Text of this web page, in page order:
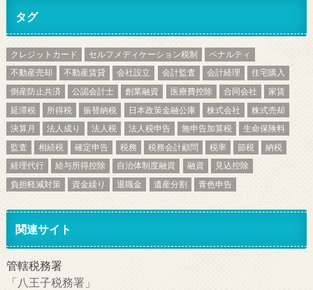
タグ
クレジットカード セルフメディケーション税制
ペナルティ
不動産売却
不動産賃貸 会社設立 会計監査 会計経理
住宅購入
倒産防止共済
公認会計士 創業融資 医療費控除 合同会社
家賃
延滞税
所得税 振替納税 日本政策金融公庫 株式会社
株式売却
決算月
法人成り 法人税 法人税申告 無申告加算税
生命保険料
監査
相続税 確定申告 税務 税務会計顧問 税率 節税
納税
経理代行
給与所得控除 自治体制度融資 融資
見込控除
負担軽減対策
資金繰り 退職金 遺産分割 青色申告
関連サイト
管轄税務署
「八王子税務署」